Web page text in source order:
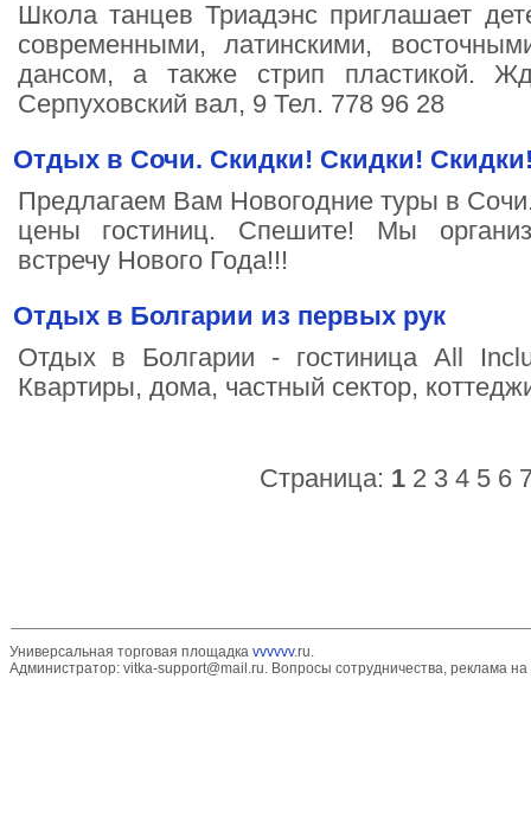
Школа танцев Триадэнс приглашает
современными, латинскими,
дансом, а также стрип пластикой.
Серпуховский вал, 9 Тел. 778 96 28
Отдых в Сочи. Скидки! Скидки!
Предлагаем Вам Новогодние туры в
цены гостиниц. Спешите! Мы
встречу Нового Года!!!
Отдых в Болгарии из первых рук
Отдых в Болгарии - гостиница All
Квартиры, дома, частный сектор,
Страница: 1 2 3 4 5 6
Универсальная торговая площадка vvvvvv.ru.
Администратор: vitka-support@mail.ru. Вопросы сотрудничества, реклама